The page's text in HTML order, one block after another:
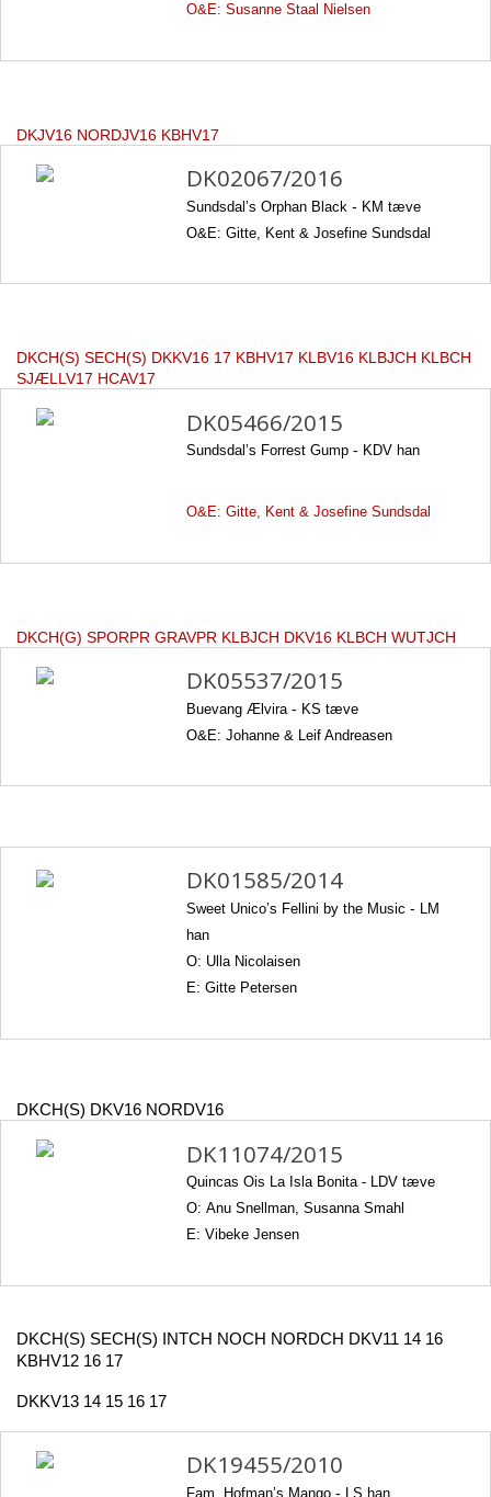
O&E: Susanne Staal Nielsen
DKJV16 NORDJV16 KBHV17
DK02067/2016
Sundsdal’s Orphan Black - KM tæve
O&E: Gitte, Kent & Josefine Sundsdal
DKCH(S) SECH(S) DKKV16 17 KBHV17 KLBV16 KLBJCH KLBCH
SJÆLLV17 HCAV17
DK05466/2015
Sundsdal’s Forrest Gump - KDV han
O&E: Gitte, Kent & Josefine Sundsdal
DKCH(G) SPORPR GRAVPR KLBJCH DKV16 KLBCH WUTJCH
DK05537/2015
Buevang Ælvira - KS tæve
O&E: Johanne & Leif Andreasen
DK01585/2014
Sweet Unico’s Fellini by the Music - LM
han
O: Ulla Nicolaisen
E: Gitte Petersen
DKCH(S) DKV16 NORDV16
DK11074/2015
Quincas Ois La Isla Bonita - LDV tæve
O: Anu Snellman, Susanna Smahl
E: Vibeke Jensen
DKCH(S) SECH(S) INTCH NOCH NORDCH DKV11 14 16
KBHV12 16 17
DKKV13 14 15 16 17
DK19455/2010
Fam. Hofman’s Mango - LS han